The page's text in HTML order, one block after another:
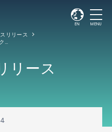
EN MENU
リリース
【お知らせ】 ACCESSがソニー・エリクソンの「ソフトウェアおよびコンテンツ・ベストサプライヤー賞2008」を受賞
リース